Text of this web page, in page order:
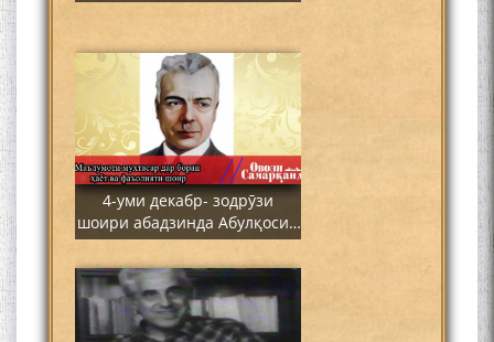
4-уми декабр- зодрӯзи
шоири абадзинда Абулқосим
Лоҳутӣ